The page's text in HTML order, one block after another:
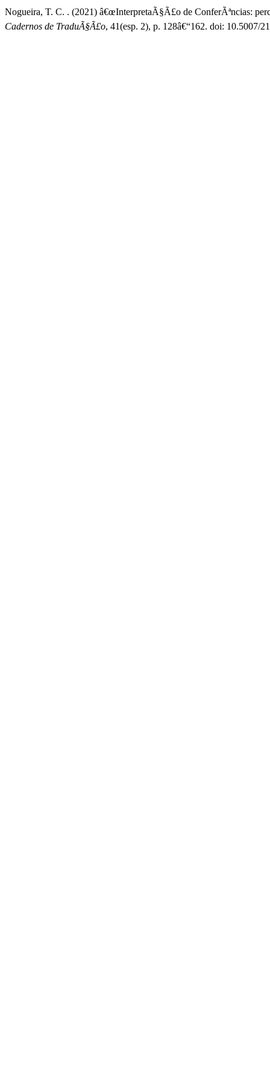
Nogueira, T. C. . (2021) â€œInterpretaÃ§Ã£o de ConferÃªncias:
Cadernos de TraduÃ§Ã£o, 41(esp. 2), p. 128â€“162. doi: 10.5007/